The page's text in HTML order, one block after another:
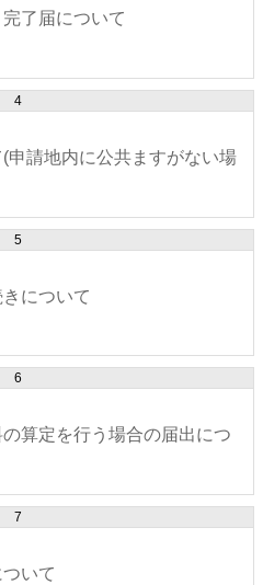
了届について
4
申請地内に公共ますがない場
5
について
6
算定を行う場合の届出につ
7
いて